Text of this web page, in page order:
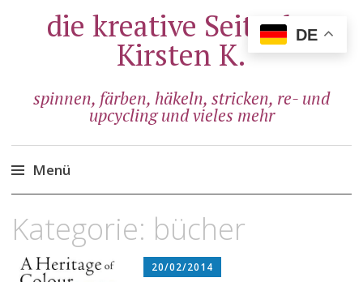
die kreative Seite der
Kirsten K.
spinnen, färben, häkeln, stricken, re- und
upcycling und vieles mehr
Menü
Inhalt
Kategorie: bücher
20/02/2014
DE